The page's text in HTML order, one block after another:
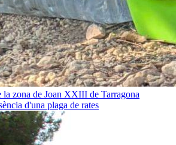
la zona de Joan XXIII de Tarragona
d'una plaga de rates